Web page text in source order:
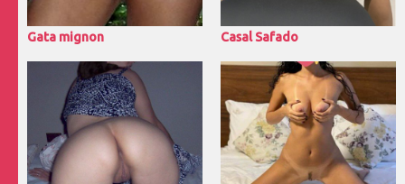
Gata mignon Casal Safado